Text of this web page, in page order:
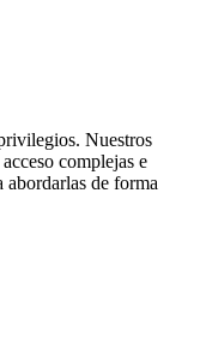
Nuestros
complejas e
de forma